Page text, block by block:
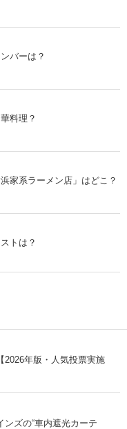
バーは？
料理？
家系ラーメン店」はどこ？
トは？
2026年版・人気投票実施
ズの“車内遮光カーテ